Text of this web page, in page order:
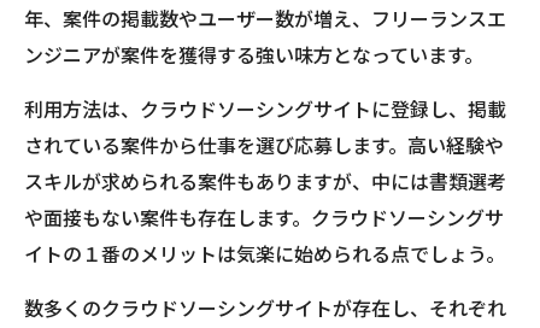
年、案件の掲載数やユーザー数が増え、フリーランスエ
ンジニアが案件を獲得する強い味方となっています。
利用方法は、クラウドソーシングサイトに登録し、掲載
されている案件から仕事を選び応募します。高い経験や
スキルが求められる案件もありますが、中には書類選考
や面接もない案件も存在します。クラウドソーシングサ
イトの１番のメリットは気楽に始められる点でしょう。
数多くのクラウドソーシングサイトが存在し、それぞれ